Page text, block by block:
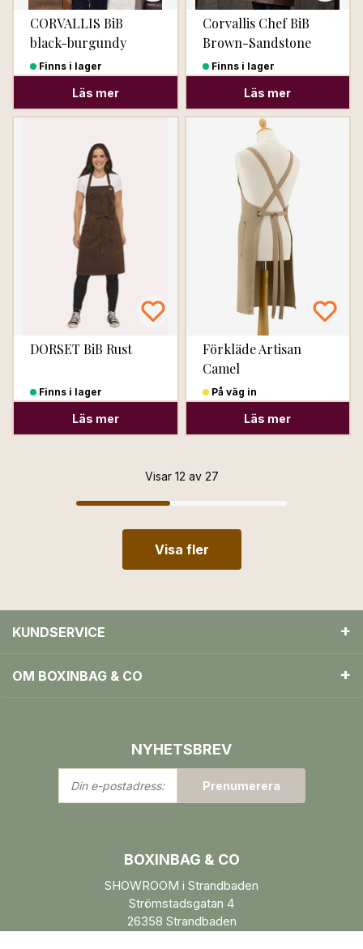
CORVALLIS BiB
black-burgundy
Finns i lager
Läs mer
Corvallis Chef BiB
Brown-Sandstone
Finns i lager
Läs mer
DORSET BiB Rust
Finns i lager
Läs mer
Förkläde Artisan
Camel
På väg in
Läs mer
Visar 12 av 27
Visa fler
KUNDSERVICE
OM BOXINBAG & CO
NYHETSBREV
Din
e-
Prenumerera
BOXINBAG & CO
SHOWROOM i Strandbaden
Strömstadsgatan 4
26358 Strandbaden